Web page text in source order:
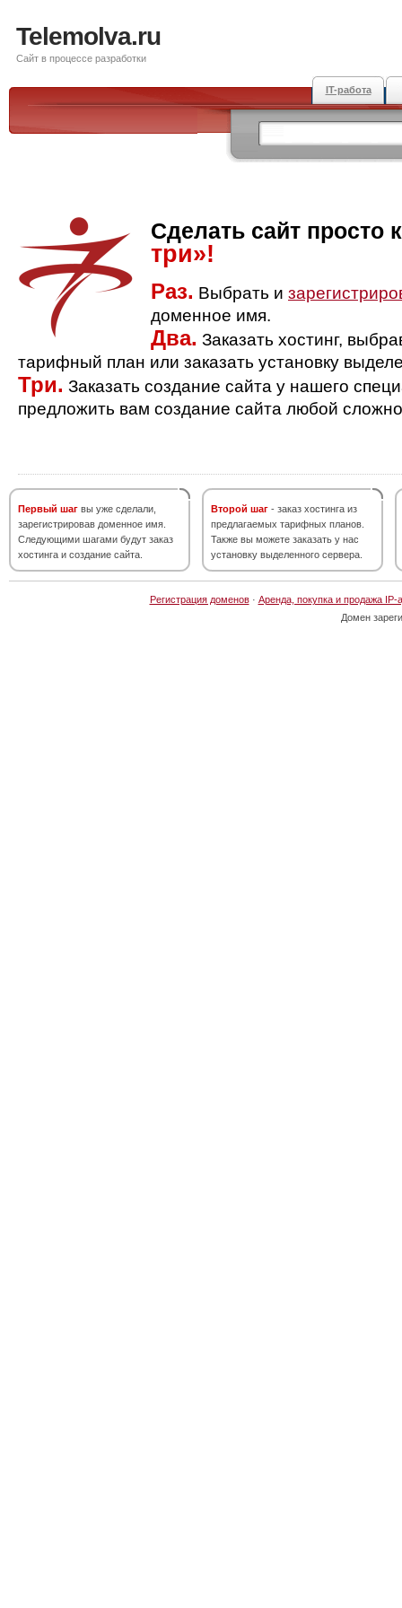
Telemolva.ru
Сайт в процессе разработки
IT-работа
Сделать сайт просто
три»!
Раз. Выбрать и
доменное имя.
Два. Заказать хостинг,
тарифный план или заказать установку
Три. Заказать создание сайта у нашего
предложить вам создание сайта любой
Первый шаг вы уже сделали,
зарегистрировав доменное имя.
Следующими шагами будут заказ
хостинга и создание сайта.
Второй шаг - заказ хостинга из
предлагаемых тарифных планов.
Также вы можете заказать у нас
установку выделенного сервера.
Регистрация доменов· Аренда, покупка и продажа IP-
Домен